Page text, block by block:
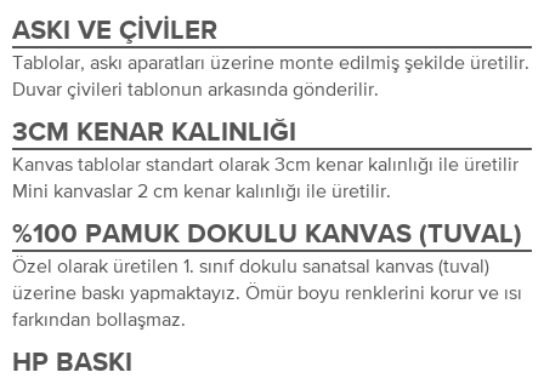
ASKI VE ÇIVILER
Tablolar, askı aparatları üzerine monte edilmiş şekilde üretilir.
Duvar çivileri tablonun arkasında gönderilir.
3CM KENAR KALINLIĞI
Kanvas tablolar standart olarak 3cm kenar kalınlığı ile üretilir
Mini kanvaslar 2 cm kenar kalınlığı ile üretilir.
%100 PAMUK DOKULU KANVAS (TUVAL)
Özel olarak üretilen 1. sınıf dokulu sanatsal kanvas (tuval)
üzerine baskı yapmaktayız. Ömür boyu renklerini korur ve ısı
farkından bollaşmaz.
HP BASKI